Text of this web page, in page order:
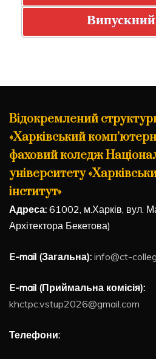
Випускний
Відокремлений
«Харківський
фаховий коледж
університету
інститут»
Адреса: 61002, м.Харків, вул.
Архітектора Бекетова)
E-mail (Загальна): info@ct-
E-mail (Приймальна комісія):
khctpc.vstup2026@gmail.com
Телефони: